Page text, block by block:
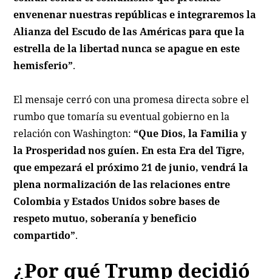
envenenar nuestras repúblicas e integraremos la
Alianza del Escudo de las Américas para que la
estrella de la libertad nunca se apague en este
hemisferio”.
El mensaje cerró con una promesa directa sobre el
rumbo que tomaría su eventual gobierno en la
relación con Washington: “Que Dios, la Familia y
la Prosperidad nos guíen. En esta Era del Tigre,
que empezará el próximo 21 de junio, vendrá la
plena normalización de las relaciones entre
Colombia y Estados Unidos sobre bases de
respeto mutuo, soberanía y beneficio
compartido”.
¿Por qué Trump decidió